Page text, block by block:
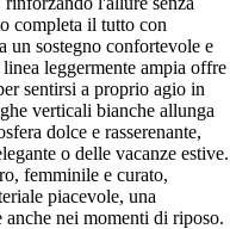
completa il tutto con
un sostegno confortevole e
leggermente ampia offre
sentirsi a proprio agio in
verticali bianche allunga
dolce e rasserenante,
o delle vacanze estive.
femminile e curato,
piacevole, una
nei momenti di riposo.